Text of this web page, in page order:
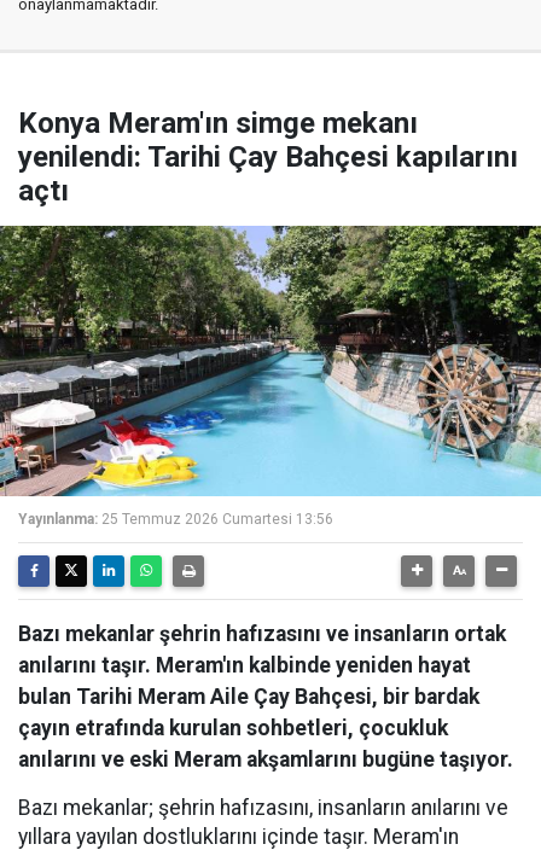
onaylanmamaktadır.
Konya Meram'ın simge mekanı
yenilendi: Tarihi Çay Bahçesi kapılarını
açtı
Yayınlanma: 25 Temmuz 2026 Cumartesi 13:56
Bazı mekanlar şehrin hafızasını ve insanların ortak
anılarını taşır. Meram'ın kalbinde yeniden hayat
bulan Tarihi Meram Aile Çay Bahçesi, bir bardak
çayın etrafında kurulan sohbetleri, çocukluk
anılarını ve eski Meram akşamlarını bugüne taşıyor.
Bazı mekanlar; şehrin hafızasını, insanların anılarını ve
yıllara yayılan dostluklarını içinde taşır. Meram'ın